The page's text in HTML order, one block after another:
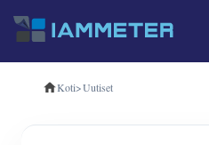
Tuotteet
Koti>Uutiset